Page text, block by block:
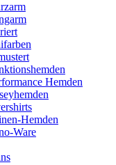
Hemden
Hemden
Ware